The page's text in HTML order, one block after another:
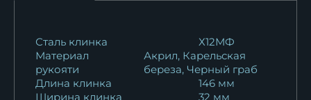
Сталь клинка
Х12МФ
Материал
рукояти
Акрил, Карельская
береза, Черный граб
Длина клинка
146 мм
Ширина клинка
32 мм